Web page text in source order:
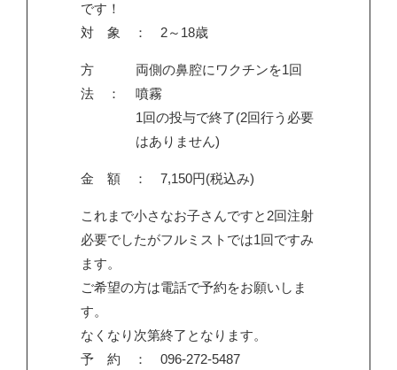
です！
対 象 ： 2～18歳
方
法 ：
両側の鼻腔にワクチンを1回
噴霧
1回の投与で終了(2回行う必要
はありません)
金 額 ： 7,150円(税込み)
これまで小さなお子さんですと2回注射
必要でしたがフルミストでは1回ですみ
ます。
ご希望の方は電話で予約をお願いしま
す。
なくなり次第終了となります。
予 約 ： 096-272-5487